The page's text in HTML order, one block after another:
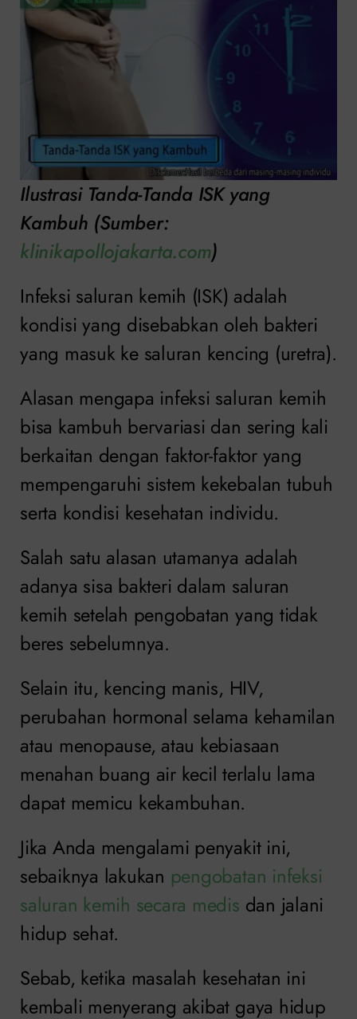
Ilustrasi Tanda-Tanda ISK yang
Kambuh (Sumber:
klinikapollojakarta.com)
Infeksi saluran kemih (ISK) adalah
kondisi yang disebabkan oleh bakteri
yang masuk ke saluran kencing (uretra).
Alasan mengapa infeksi saluran kemih
bisa kambuh bervariasi dan sering kali
berkaitan dengan faktor-faktor yang
mempengaruhi sistem kekebalan tubuh
serta kondisi kesehatan individu.
Salah satu alasan utamanya adalah
adanya sisa bakteri dalam saluran
kemih setelah pengobatan yang tidak
beres sebelumnya.
Selain itu, kencing manis, HIV,
perubahan hormonal selama kehamilan
atau menopause, atau kebiasaan
menahan buang air kecil terlalu lama
dapat memicu kekambuhan.
Jika Anda mengalami penyakit ini,
sebaiknya lakukan pengobatan infeksi
saluran kemih secara medis dan jalani
hidup sehat.
Sebab, ketika masalah kesehatan ini
kembali menyerang akibat gaya hidup